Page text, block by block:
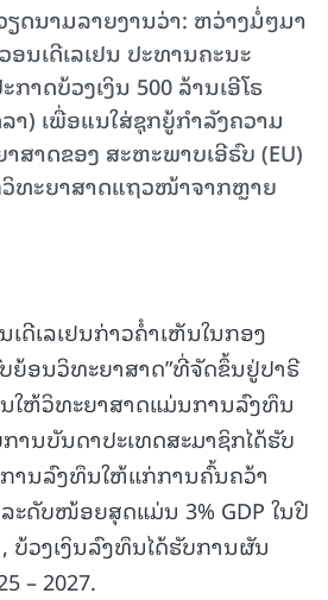
ດນາມລາຍງານວ່າ: ຫວ່າງມໍ່ໆມາ
ນເດີເລເຢນ ປະທານຄະນະ
າດບ້ວງເງິນ 500 ລ້ານເອີໂຣ
າ) ເພື່ອແນໃສ່ຊຸກຍູ້ກຳລັງຄວາມ
ສາດຂອງ ສະຫະພາບເອີຣົບ (EU)
ທະຍາສາດແຖວໜ້າຈາກຫຼາຍ
ດີເລເຢນກ່າວຄໍຳເຫັນໃນກອງ
ບຍ້ອນວິທະຍາສາດ”ທີ່ຈັດຂຶ້ນຢູ່ປາຣີ
ໃຫ້ວິທະຍາສາດແມ່ນການລົງທຶນ
ານບັນດາປະເທດສະມາຊິກໄດ້ຮັບ
ານລົງທຶນໃຫ້ແກ່ການຄົ້ນຄວ້າ
ະດັບໜ້ອຍສຸດແມ່ນ 3% GDP ໃນປີ
ບ້ວງເງິນລົງທຶນໄດ້ຮັບການຜັນ
– 2027.